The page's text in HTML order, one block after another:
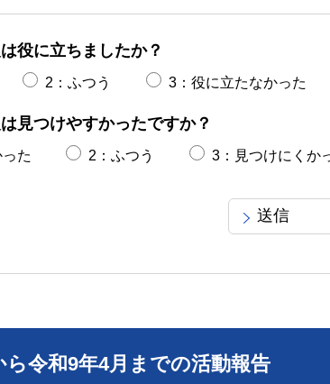
役に立ちましたか？
2：ふつう 3：役に立たなかった
見つけやすかったですか？
た 2：ふつう 3：見つけにくか
ら令和9年4月までの活動報告